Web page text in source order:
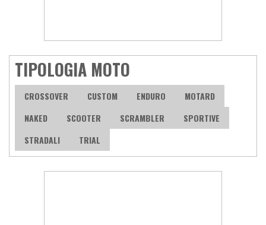
TIPOLOGIA MOTO
CROSSOVER CUSTOM ENDURO
MOTARD
NAKED
SCOOTER SCRAMBLER
SPORTIVE
STRADALI
TRIAL